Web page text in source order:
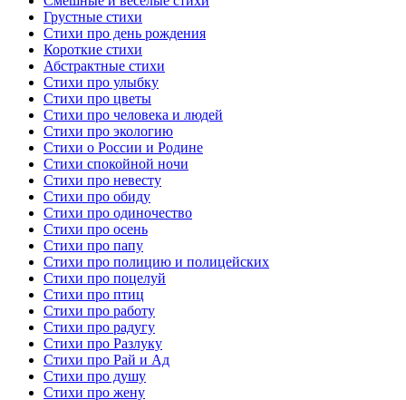
Грустные стихи
Стихи про день рождения
Короткие стихи
Абстрактные стихи
Стихи про улыбку
Стихи про цветы
Стихи про человека и людей
Стихи про экологию
Стихи о России и Родине
Стихи спокойной ночи
Стихи про невесту
Стихи про обиду
Стихи про одиночество
Стихи про осень
Стихи про папу
Стихи про полицию и полицейских
Стихи про поцелуй
Стихи про птиц
Стихи про работу
Стихи про радугу
Стихи про Разлуку
Стихи про Рай и Ад
Стихи про душу
Стихи про жену